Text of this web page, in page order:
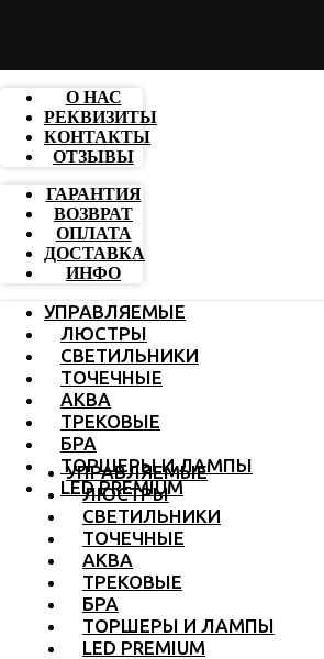
О НАС
РЕКВИЗИТЫ
КОНТАКТЫ
ОТЗЫВЫ
ГАРАНТИЯ
ВОЗВРАТ
ОПЛАТА
ДОСТАВКА
ИНФО
УПРАВЛЯЕМЫЕ
ЛЮСТРЫ
СВЕТИЛЬНИКИ
ТОЧЕЧНЫЕ
АКВА
ТРЕКОВЫЕ
БРА
ТОРШЕРЫ И ЛАМПЫ
LED PREMIUM
УПРАВЛЯЕМЫЕ
ЛЮСТРЫ
СВЕТИЛЬНИКИ
ТОЧЕЧНЫЕ
АКВА
ТРЕКОВЫЕ
БРА
ТОРШЕРЫ И ЛАМПЫ
LED PREMIUM